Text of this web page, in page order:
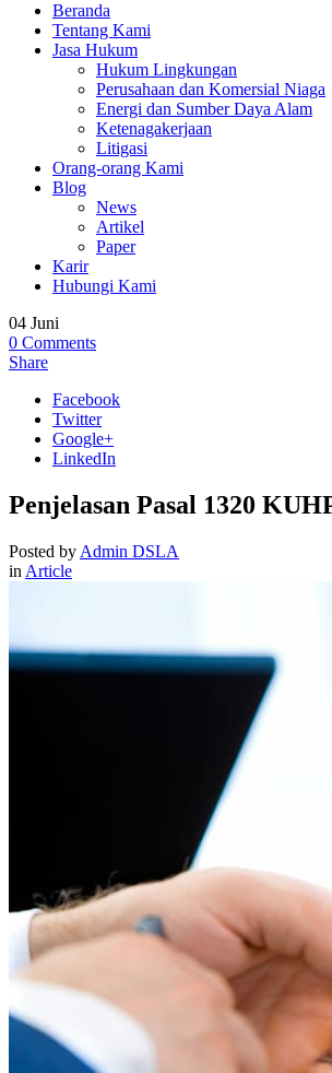
Beranda
Tentang Kami
Jasa Hukum
Hukum Lingkungan
Perusahaan dan Komersial Niaga
Energi dan Sumber Daya Alam
Ketenagakerjaan
Litigasi
Orang-orang Kami
Blog
News
Artikel
Paper
Karir
Hubungi Kami
04 Juni
0 Comments
Share
Facebook
Twitter
Google+
LinkedIn
Penjelasan Pasal 1320
Posted by Admin DSLA
in Article